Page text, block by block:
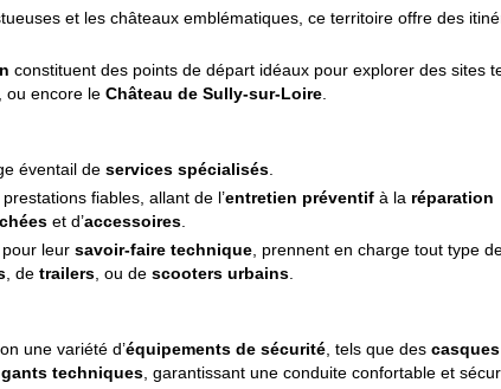
et les châteaux emblématiques, ce territoire offre des
constituent des points de départ idéaux pour explorer des sites
, ou encore le Château de Sully-sur-Loire
éventail de services spécialisés
fiables, allant de l’entretien préventif à la réparation
et d’accessoires
leur savoir-faire technique , prennent en charge tout type
, de trailers , ou de scooters urbains
une variété d’équipements de sécurité , tels que des casques
gants techniques , garantissant une conduite confortable et